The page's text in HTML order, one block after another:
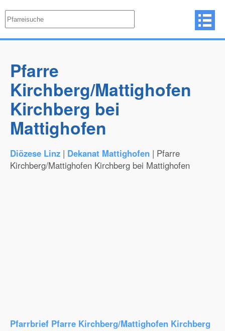
Pfarre
Kirchberg/Mattighofen
Kirchberg bei
Mattighofen
Diözese Linz | Dekanat Mattighofen | Pfarre
Kirchberg/Mattighofen Kirchberg bei Mattighofen
Pfarrbrief Pfarre Kirchberg/Mattighofen Kirchberg